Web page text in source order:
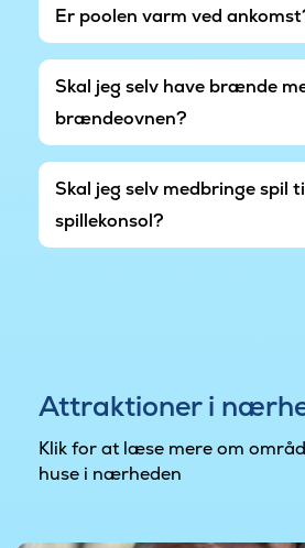
Er poolen varm ved
Skal jeg selv have brænde
brændeovnen?
Skal jeg selv medbringe spil
spillekonsol?
Attraktioner i
Klik for at læse mere om
huse i nærheden